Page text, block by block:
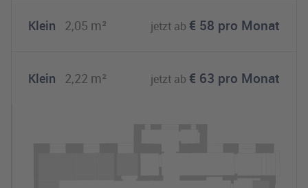
Abteil buchen:
Klein 2,05 m² jetzt ab € 58 pro Monat
Abteil buchen:
Klein 2,22 m² jetzt ab € 63 pro Monat